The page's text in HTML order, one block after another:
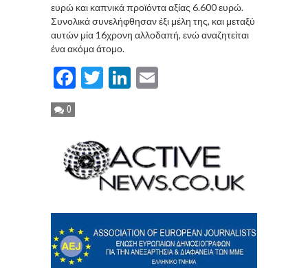
ευρώ και καπνικά προϊόντα αξίας 6.600 ευρώ.
Συνολικά συνελήφθησαν έξι μέλη της, και μεταξύ
αυτών μία 16χρονη αλλοδαπή, ενώ αναζητείται
ένα ακόμα άτομο.
Facebook
TwitterLinkedIn
0